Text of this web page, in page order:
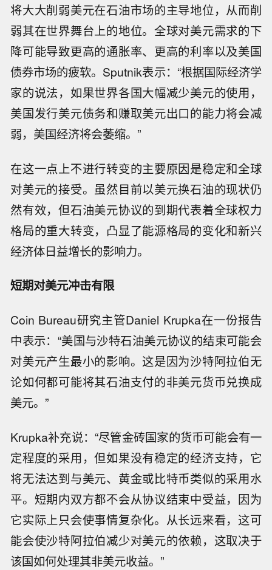
将大大削弱美元在石油市场的主导地位，从而削
弱其在世界舞台上的地位。全球对美元需求的下
降可能导致更高的通胀率、更高的利率以及美国
债券市场的疲软。Sputnik表示：“根据国际经济学
家的说法，如果世界各国大幅减少美元的使用，
美国发行美元债务和赚取美元出口的能力将会减
弱，美国经济将会萎缩。”
在这一点上不进行转变的主要原因是稳定和全球
对美元的接受。虽然目前以美元换石油的现状仍
然有效，但石油美元协议的到期代表着全球权力
格局的重大转变，凸显了能源格局的变化和新兴
经济体日益增长的影响力。
短期对美元冲击有限
Coin Bureau研究主管Daniel Krupka在一份报告
中表示：“美国与沙特石油美元协议的结束可能会
对美元产生最小的影响。这是因为沙特阿拉伯无
论如何都可能将其石油支付的非美元货币兑换成
美元。”
Krupka补充说：“尽管金砖国家的货币可能会有一
定程度的采用，但如果没有稳定的经济支持，它
将无法达到与美元、黄金或比特币类似的采用水
平。短期内双方都不会从协议结束中受益，因为
它实际上只会使事情复杂化。从长远来看，这可
能会使沙特阿拉伯减少对美元的依赖，这取决于
该国如何处理其非美元收益。”